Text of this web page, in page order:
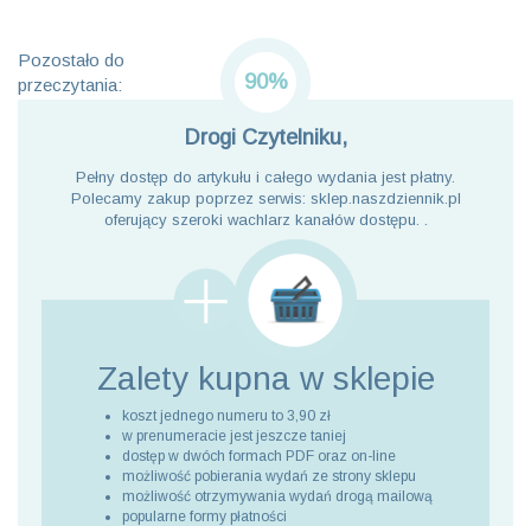
Pozostało do
przeczytania:
90%
Drogi Czytelniku,
Pełny dostęp do artykułu i całego wydania jest płatny.
Polecamy zakup poprzez serwis: sklep.naszdziennik.pl
oferujący szeroki wachlarz kanałów dostępu. .
Zalety kupna w sklepie
koszt jednego numeru to 3,90 zł
w prenumeracie jest jeszcze taniej
dostęp w dwóch formach PDF oraz on-line
możliwość pobierania wydań ze strony sklepu
możliwość otrzymywania wydań drogą mailową
popularne formy płatności